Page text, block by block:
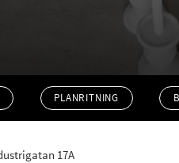
PLANRITNING
17A